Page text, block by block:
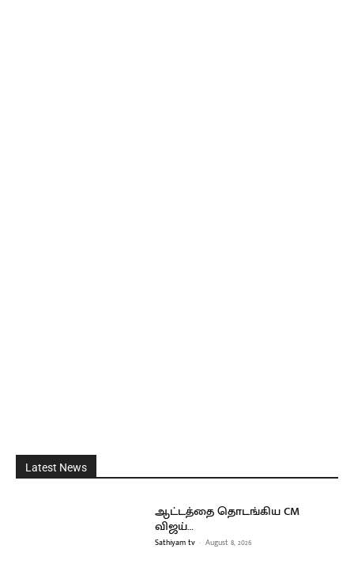
Latest News
ஆட்டத்தை தொடங்கிய CM
விஜய்…
Sathiyam tv - August 8, 2026